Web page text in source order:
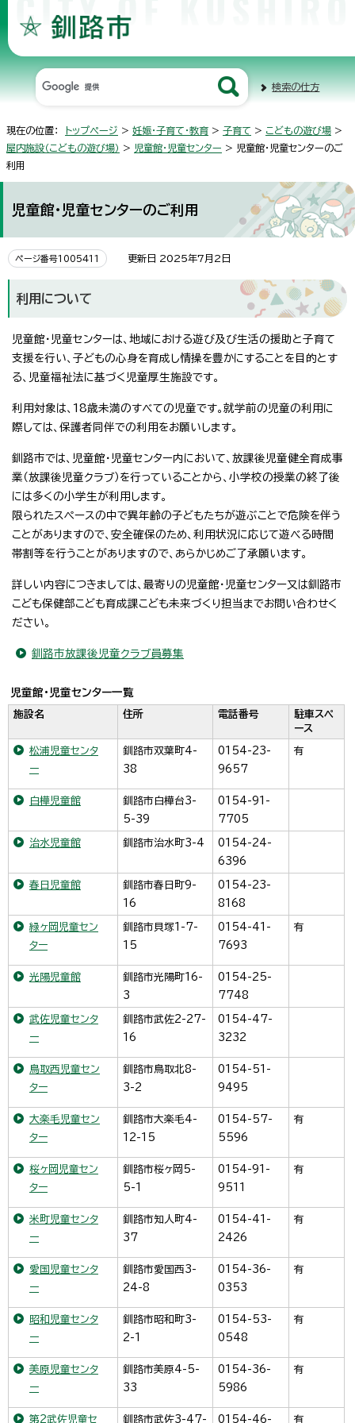
検索の仕方
現在の位置： トップページ > 妊娠・子育て・教育 > 子育て > こどもの遊び場 >
屋内施設（こどもの遊び場） > 児童館・児童センター > 児童館・児童センターのご
利用
児童館・児童センターのご利用
ページ番号1005411 更新日 2025年7月2日
利用について
児童館・児童センターは、地域における遊び及び生活の援助と子育て
支援を行い、子どもの心身を育成し情操を豊かにすることを目的とす
る、児童福祉法に基づく児童厚生施設です。
利用対象は、18歳未満のすべての児童です。就学前の児童の利用に
際しては、保護者同伴での利用をお願いします。
釧路市では、児童館・児童センター内において、放課後児童健全育成事
業（放課後児童クラブ）を行っていることから、小学校の授業の終了後
には多くの小学生が利用します。
限られたスペースの中で異年齢の子どもたちが遊ぶことで危険を伴う
ことがありますので、安全確保のため、利用状況に応じて遊べる時間
帯割等を行うことがありますので、あらかじめご了承願います。
詳しい内容につきましては、最寄りの児童館・児童センター又は釧路市
こども保健部こども育成課こども未来づくり担当までお問い合わせく
ださい。
釧路市放課後児童クラブ員募集
児童館・児童センター一覧
施設名 住所 電話番号
駐車スペ
ース
松浦児童センタ
ー
釧路市双葉町4-
38
0154-23-
9657
有
白樺児童館
釧路市白樺台3-
5-39
0154-91-
7705
治水児童館 釧路市治水町3-4
0154-24-
6396
春日児童館
釧路市春日町9-
16
0154-23-
8168
緑ヶ岡児童セン
ター
釧路市貝塚1-7-
15
0154-41-
7693
有
光陽児童館
釧路市光陽町16-
3
0154-25-
7748
武佐児童センタ
ー
釧路市武佐2-27-
16
0154-47-
3232
鳥取西児童セン
ター
釧路市鳥取北8-
3-2
0154-51-
9495
大楽毛児童セン
ター
釧路市大楽毛4-
12-15
0154-57-
5596
有
桜ヶ岡児童セン
ター
釧路市桜ヶ岡5-
5-1
0154-91-
9511
有
米町児童センタ
ー
釧路市知人町4-
37
0154-41-
2426
有
愛国児童センタ
ー
釧路市愛国西3-
24-8
0154-36-
0353
有
昭和児童センタ
ー
釧路市昭和町3-
2-1
0154-53-
0548
有
美原児童センタ
ー
釧路市美原4-5-
33
0154-36-
5986
有
第2武佐児童セ 釧路市武佐3-47- 0154-46- 有